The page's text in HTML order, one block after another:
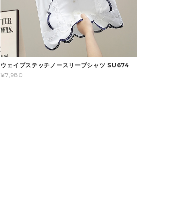
ウェイブステッチノースリーブシャツ SU674
¥7,980